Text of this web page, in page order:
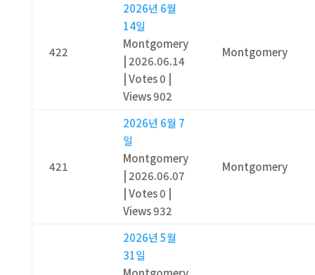
422
2026년 6월
14일
Montgomery
2026.06.14
Votes 0
Views 902
Montgomery
421
2026년 6월 7
일
Montgomery
2026.06.07
Votes 0
Views 932
Montgomery
2026년 5월
31일